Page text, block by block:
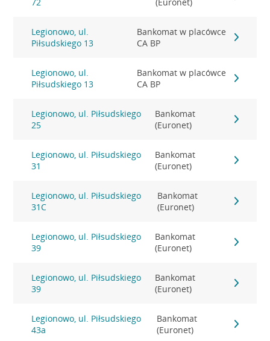
Legionowo, ul.
Piłsudskiego 13
Bankomat w placówce
CA BP
Legionowo, ul.
Piłsudskiego 13
Bankomat w placówce
CA BP
Legionowo, ul. Piłsudskiego
25
Bankomat
(Euronet)
Legionowo, ul. Piłsudskiego
31
Bankomat
(Euronet)
Legionowo, ul. Piłsudskiego
31C
Bankomat
(Euronet)
Legionowo, ul. Piłsudskiego
39
Bankomat
(Euronet)
Legionowo, ul. Piłsudskiego
39
Bankomat
(Euronet)
Legionowo, ul. Piłsudskiego
43a
Bankomat
(Euronet)